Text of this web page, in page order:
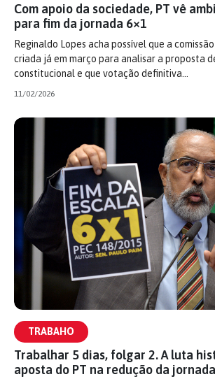
Com apoio da sociedade, PT vê
para fim da jornada 6×1
Reginaldo Lopes acha possível que a
criada já em março para analisar a proposta
constitucional e que votação definitiva…
11/02/2026
TRABAHO
Trabalhar 5 dias, folgar 2. A luta
aposta do PT na redução da jornada